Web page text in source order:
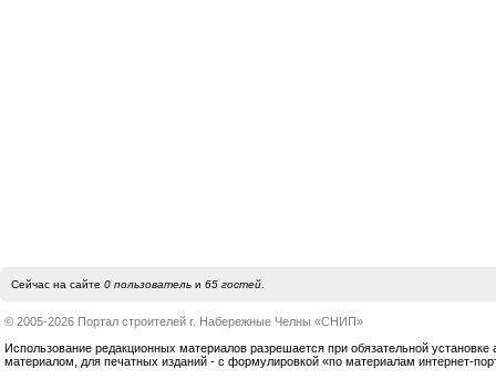
Сейчас на сайте 0 пользовательи 65 гостей.
© 2005-2026 Портал строителей г. Набережные Челны «СНИП»
Использование редакционных материалов разрешается при обязательной установке
материалом, для печатных изданий - с формулировкой «по материалам интернет-